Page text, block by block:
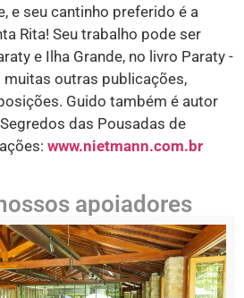
e seu cantinho preferido é a
Rita! Seu trabalho pode ser
e Ilha Grande, no livro Paraty -
muitas outras publicações,
Guido também é autor
das Pousadas de
www.nietmann.com.br
apoiadores